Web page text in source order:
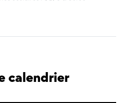
calendrier